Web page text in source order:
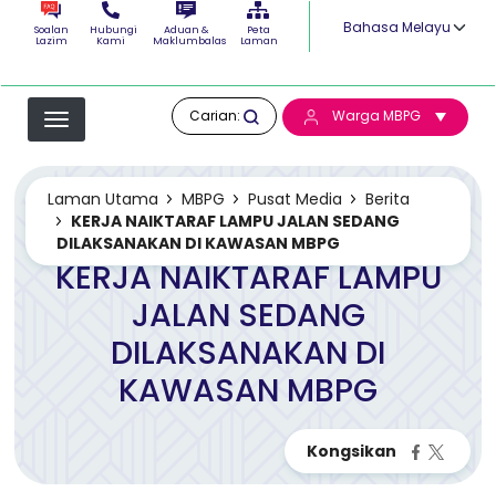
Soalan
Lazim
Hubungi
Kami
Aduan &
Maklumbalas
Peta
Laman
Select your
Carian: Warga MBPG
Laman Utama MBPG Pusat Media
Berita
KERJA NAIKTARAF LAMPU JALAN SEDANG
DILAKSANAKAN DI KAWASAN MBPG
KERJA NAIKTARAF LAMPU
JALAN SEDANG
DILAKSANAKAN DI
KAWASAN MBPG